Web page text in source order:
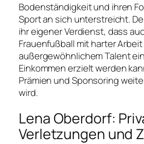
Bodenständigkeit und ihren
Sport an sich unterstreicht.
ihr eigener Verdienst, dass
Frauenfußball mit harter
außergewöhnlichem Talent
Einkommen erzielt werden
Prämien und Sponsoring
wird.
Lena Oberdorf:
Verletzungen und